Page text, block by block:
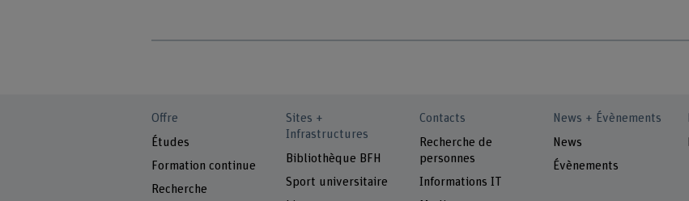
Offre
Études
Formation continue
Recherche
Sites +
Infrastructures
Bibliothèque BFH
Sport universitaire
Contacts
Recherche de
personnes
Informations IT
News + Évènements
News
Évènements